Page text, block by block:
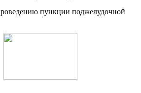
пункции поджелудочной